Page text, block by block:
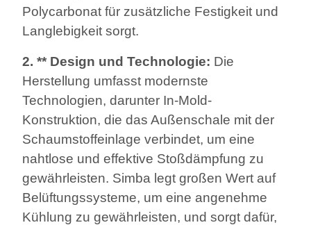
Polycarbonat für zusätzliche Festigkeit und
Langlebigkeit sorgt.
2. ** Design und Technologie: Die
Herstellung umfasst modernste
Technologien, darunter In-Mold-
Konstruktion, die das Außenschale mit der
Schaumstoffeinlage verbindet, um eine
nahtlose und effektive Stoßdämpfung zu
gewährleisten. Simba legt großen Wert auf
Belüftungssysteme, um eine angenehme
Kühlung zu gewährleisten, und sorgt dafür,